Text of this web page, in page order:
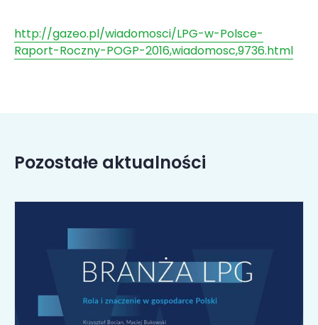
http://gazeo.pl/wiadomosci/LPG-w-Polsce-
Raport-Roczny-POGP-2016,wiadomosc,9736.html
Pozostałe aktualności